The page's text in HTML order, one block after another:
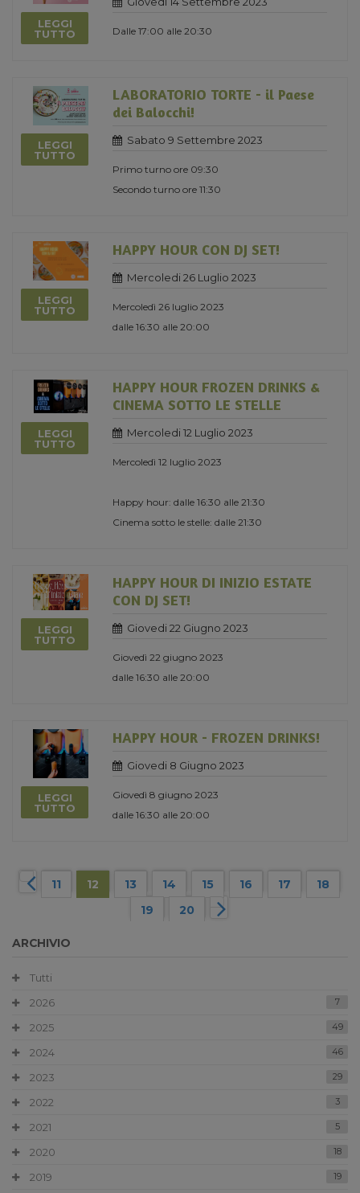
LEGGI
TUTTO
Dalle 17:00 alle 20:30
LEGGI
TUTTO
LABORATORIO TORTE - il Paese
dei Balocchi!
Sabato 9 Settembre 2023
Primo turno ore 09:30
Secondo turno ore 11:30
LEGGI
TUTTO
HAPPY HOUR CON DJ SET!
Mercoledi 26 Luglio 2023
Mercoledì 26 luglio 2023
dalle 16:30 alle 20:00
LEGGI
TUTTO
HAPPY HOUR FROZEN DRINKS &
CINEMA SOTTO LE STELLE
Mercoledi 12 Luglio 2023
Mercoledì 12 luglio 2023
Happy hour: dalle 16:30 alle 21:30
Cinema sotto le stelle: dalle 21:30
LEGGI
TUTTO
HAPPY HOUR DI INIZIO ESTATE
CON DJ SET!
Giovedi 22 Giugno 2023
Giovedì 22 giugno 2023
dalle 16:30 alle 20:00
LEGGI
TUTTO
HAPPY HOUR - FROZEN DRINKS!
Giovedi 8 Giugno 2023
Giovedì 8 giugno 2023
dalle 16:30 alle 20:00
11 12 13 14 15 16 17
18
19
20
ARCHIVIO
Tutti
2026
7
2025 49
2024 46
2023 29
2022 3
2021 5
2020 18
2019 19